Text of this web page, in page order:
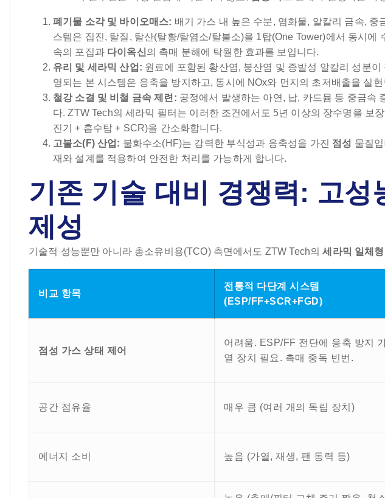
폐기물 소각 및 바이오매스: 배기 가스 내 높은 수분, 염화물, 알칼리 금속, 중
스템은 집진, 탈질, 탈산(탈황/탈염소/탈불소)을 1탑(One Tower)에서 동시에
속의 포집과 다이옥신의 촉매 분해에 탁월한 효과를 보입니다.
유리 및 세라믹 산업: 원료에 포함된 황산염, 붕산염 및 증발성 알칼리 성분이
영되는 본 시스템은 응축을 방지하고, 동시에 NOx와 먼지의 초저배출을 실현
철강 소결 및 비철 금속 제련: 공정에서 발생하는 아연, 납, 카드뮴 등 중금속
다. ZTW Tech의 세라믹 필터는 이러한 조건에서도 5년 이상의 장수명을 보
진기 + 흡수탑 + SCR)을 간소화합니다.
고불소(F) 산업: 불화수소(HF)는 강력한 부식성과 응축성을 가진 점성 물질
재와 설계를 적용하여 안전한 처리를 가능하게 합니다.
기존 기술 대비 경쟁력: 고성
제성
기술적 성능뿐만 아니라 총소유비용(TCO) 측면에서도 ZTW Tech의세라믹 일체
비교 항목
전통적 다단계 시스템
(ESP/FF+SCR+FGD)
점성 가스 상태 제어
어려움. ESP/FF 전단에 응축 방지
열 장치 필요. 촉매 중독 빈번.
공간 점유율 매우 큼 (여러 개의 독립 장치)
에너지 소비 높음 (가열, 재생, 팬 동력 등)